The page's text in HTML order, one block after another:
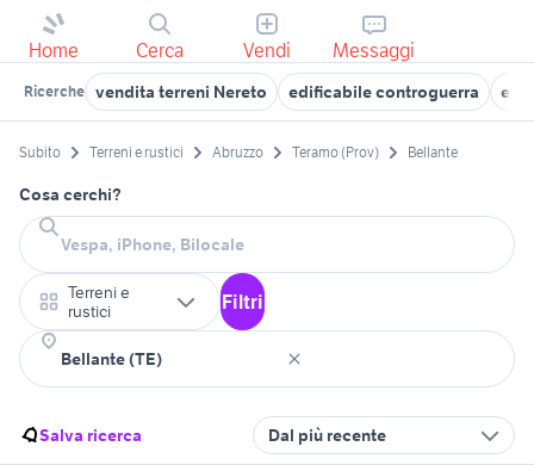
Home Cerca Vendi Messaggi
Ricerche vendita terreni Nereto edificabile controguerra
Subito Terreni e rustici Abruzzo Teramo (Prov) Bellante
Cosa cerchi?
Terreni e
rustici
Filtri
Salva ricerca Dal più recente